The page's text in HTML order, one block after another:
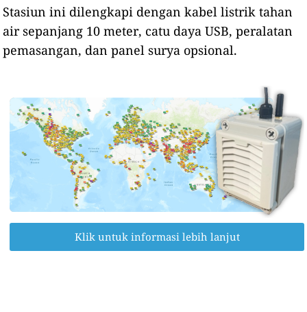
Stasiun ini dilengkapi dengan kabel listrik tahan
air sepanjang 10 meter, catu daya USB, peralatan
pemasangan, dan panel surya opsional.
Klik untuk informasi lebih lanjut